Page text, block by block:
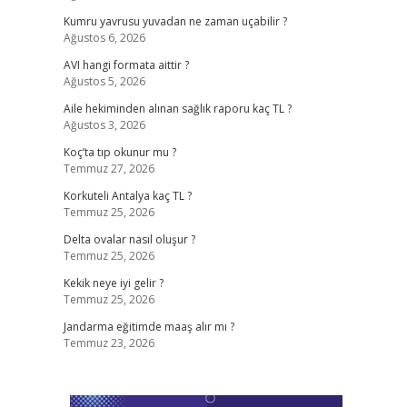
Kumru yavrusu yuvadan ne zaman uçabilir ?
Ağustos 6, 2026
AVI hangi formata aittir ?
Ağustos 5, 2026
Aile hekiminden alınan sağlık raporu kaç TL ?
Ağustos 3, 2026
Koç’ta tıp okunur mu ?
Temmuz 27, 2026
Korkuteli Antalya kaç TL ?
Temmuz 25, 2026
Delta ovalar nasıl oluşur ?
Temmuz 25, 2026
Kekik neye iyi gelir ?
Temmuz 25, 2026
Jandarma eğitimde maaş alır mı ?
Temmuz 23, 2026